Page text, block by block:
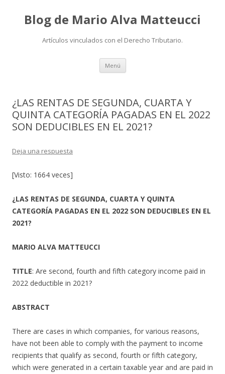
Blog de Mario Alva Matteucci
Artículos vinculados con el Derecho Tributario.
Menú Ir
contenido
¿LAS RENTAS DE SEGUNDA, CUARTA Y
QUINTA CATEGORÍA PAGADAS EN EL 2022
SON DEDUCIBLES EN EL 2021?
Deja una respuesta
[Visto: 1664 veces]
¿LAS RENTAS DE SEGUNDA, CUARTA Y QUINTA
CATEGORÍA PAGADAS EN EL 2022 SON DEDUCIBLES EN EL
2021?
MARIO ALVA MATTEUCCI
TITLE: Are second, fourth and fifth category income paid in
2022 deductible in 2021?
ABSTRACT
There are cases in which companies, for various reasons,
have not been able to comply with the payment to income
recipients that qualify as second, fourth or fifth category,
which were generated in a certain taxable year and are paid in